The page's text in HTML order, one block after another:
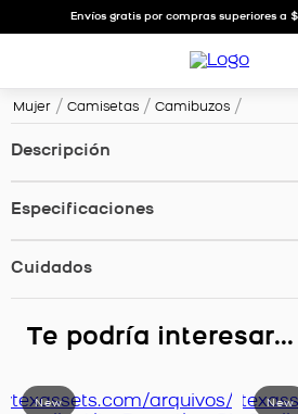
Envíos gratis por compras superiores a
Mujer Camisetas Camibuzos
Descripción
Especificaciones
Cuidados
Te podría interesar...